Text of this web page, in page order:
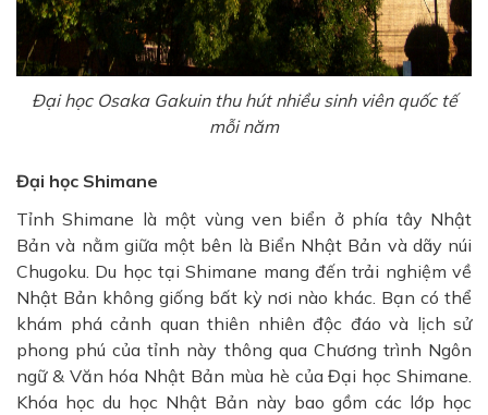
Đại học Osaka Gakuin thu hút nhiều sinh viên quốc tế
mỗi năm
Đại học Shimane
Tỉnh Shimane là một vùng ven biển ở phía tây Nhật
Bản và nằm giữa một bên là Biển Nhật Bản và dãy núi
Chugoku. Du học tại Shimane mang đến trải nghiệm về
Nhật Bản không giống bất kỳ nơi nào khác. Bạn có thể
khám phá cảnh quan thiên nhiên độc đáo và lịch sử
phong phú của tỉnh này thông qua Chương trình Ngôn
ngữ & Văn hóa Nhật Bản mùa hè của Đại học Shimane.
Khóa học du học Nhật Bản này bao gồm các lớp học